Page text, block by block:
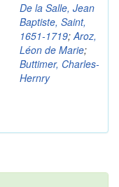
De la Salle, Jean
Baptiste, Saint,
1651-1719;Aroz,
Léon de Marie;
Buttimer, Charles-
Hernry